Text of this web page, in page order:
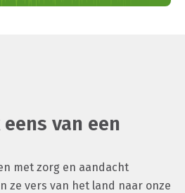
van een
met zorg en aandacht
ze vers van het land naar onze